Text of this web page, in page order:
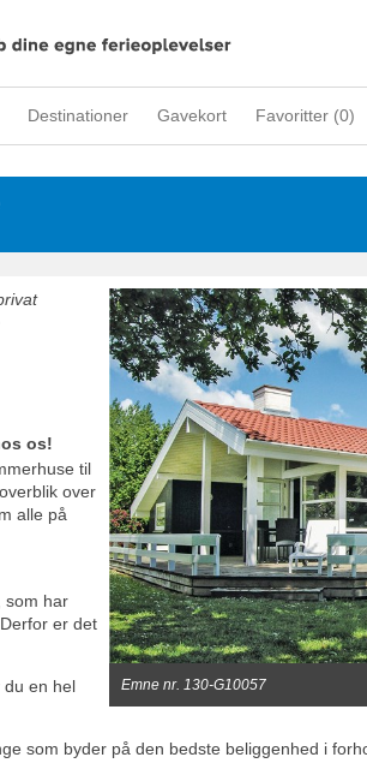
Destinationer Gavekort Favoritter (0)
Emne nr. 130-G10057
os!
til
over
alle på
som har
er det
du en hel
som byder på den bedste beliggenhed i